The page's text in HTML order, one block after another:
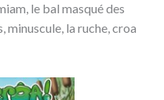
le bal masqué des
minuscule, la ruche, croa